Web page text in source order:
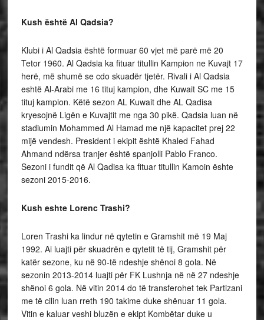
Kush është Al Qadsia?
Klubi i Al Qadsia është formuar 60 vjet më parë më 20
Tetor 1960. Al Qadsia ka fituar titullin Kampion ne Kuvajt 17
herë, më shumë se cdo skuadër tjetër. Rivali i Al Qadsia
eshtë Al-Arabi me 16 tituj kampion, dhe Kuwait SC me 15
tituj kampion. Këtë sezon AL Kuwait dhe AL Qadisa
kryesojnë Ligën e Kuvajtit me nga 30 pikë. Qadsia luan në
stadiumin Mohammed Al Hamad me një kapacitet prej 22
mijë vendesh. President i ekipit është Khaled Fahad
Ahmand ndërsa tranjer është spanjolli Pablo Franco.
Sezoni i fundit që Al Qadisa ka fituar titullin Kamoin ështe
sezoni 2015-2016.
Kush eshte Lorenc Trashi?
Loren Trashi ka lindur në qytetin e Gramshit më 19 Maj
1992. Ai luajti për skuadrën e qytetit të tij, Gramshit për
katër sezone, ku në 90-të ndeshje shënoi 8 gola. Në
sezonin 2013-2014 luajti për FK Lushnja në në 27 ndeshje
shënoi 6 gola. Në vitin 2014 do të transferohet tek Partizani
me të cilin luan rreth 190 takime duke shënuar 11 gola.
Vitin e kaluar veshi bluzën e ekipt Kombëtar duke u